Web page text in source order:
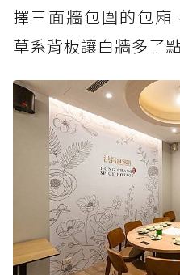
擇三面牆包圍的包廂
草系背板讓白牆多了